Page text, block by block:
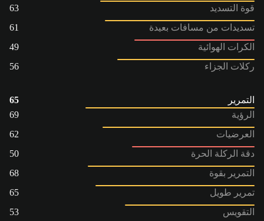
قوة التسديد
63
تسديدات من مسافات بعيدة
61
الكرات الهوائية
49
ركلات الجزاء
56
التمرير
65
الرؤية
69
العرضيات
62
دقة الركلة الحرة
50
التمرير بقوة
68
تمرير طويل
65
التقويس
53